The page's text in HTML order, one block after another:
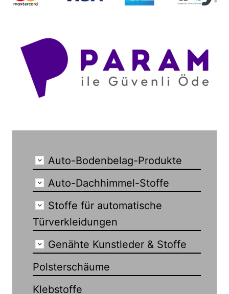
Auto-Bodenbelag-Produkte
Auto-Dachhimmel-Stoffe
Stoffe für automatische
Türverkleidungen
Genähte Kunstleder & Stoffe
Polsterschäume
Klebstoffe